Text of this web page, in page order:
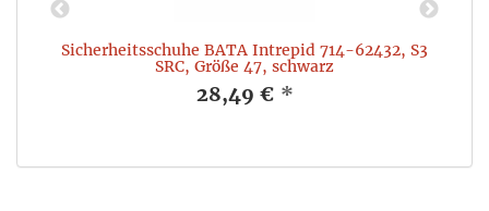
Sicherheitsschuhe BATA Intrepid 714-62432, S3
SRC, Größe 47, schwarz
28,49 € *